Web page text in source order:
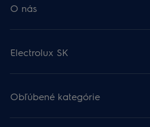
O nás
Electrolux SK
Obľúbené kategórie